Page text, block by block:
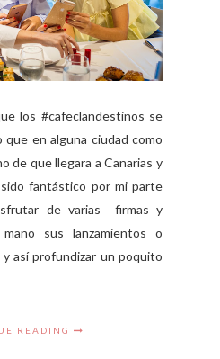
los #cafeclandestinos se
en alguna ciudad como
de que llegara a Canarias y
fantástico por mi parte
de varias firmas y
sus lanzamientos o
así profundizar un poquito
READING